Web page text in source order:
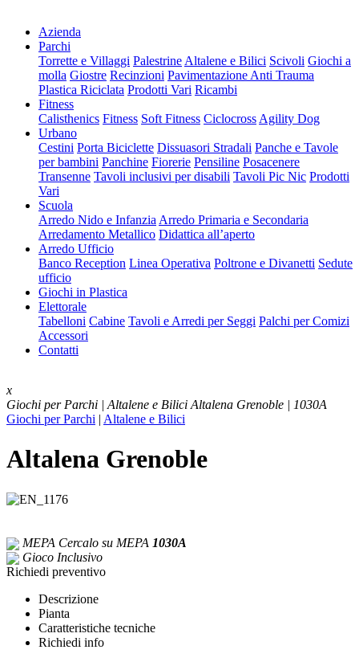
Azienda
Parchi
Torrette e Villaggi Palestrine Altalene e Bilici Scivoli Giochi a
molla Giostre Recinzioni Pavimentazione Anti Trauma
Plastica Riciclata Prodotti Vari Ricambi
Fitness
Calisthenics Fitness Soft Fitness Ciclocross Agility Dog
Urbano
Cestini Porta Biciclette Dissuasori Stradali Panche e Tavole
per bambini Panchine Fiorerie Pensiline Posacenere
Transenne Tavoli inclusivi per disabili Tavoli Pic Nic Prodotti
Vari
Scuola
Arredo Nido e Infanzia Arredo Primaria e Secondaria
Arredamento Metallico Didattica all’aperto
Arredo Ufficio
Banco Reception Linea Operativa Poltrone e Divanetti Sedute
ufficio
Giochi in Plastica
Elettorale
Tabelloni Cabine Tavoli e Arredi per Seggi Palchi per Comizi
Accessori
Contatti
x
Giochi per Parchi | Altalene e Bilici Altalena Grenoble | 1030A
Giochi per Parchi | Altalene e Bilici
Altalena Grenoble
MEPA Cercalo su MEPA 1030A
Gioco Inclusivo
Richiedi preventivo
Descrizione
Pianta
Caratteristiche tecniche
Richiedi info